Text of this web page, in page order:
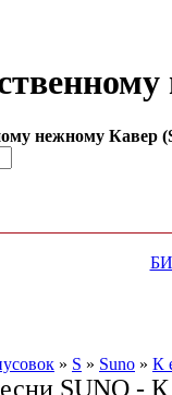
нежному Кавер
» S » Suno » К